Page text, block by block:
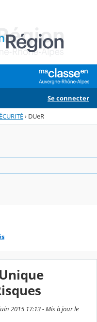
Se connecter
› DUeR
2015 17:13 - Mis à jour le